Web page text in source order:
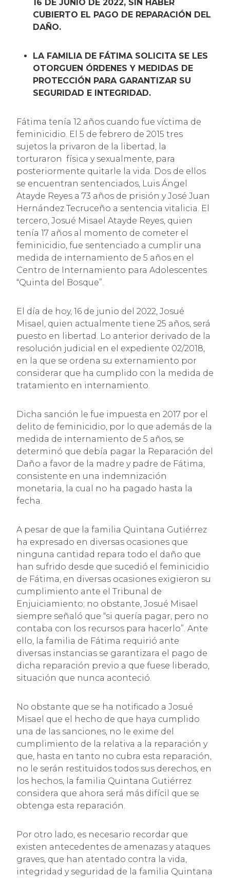
16 DE JUNIO DE 2022, SIN HABER
CUBIERTO EL PAGO DE REPARACIÓN DEL
DAÑO.
LA FAMILIA DE FÁTIMA SOLICITA SE LES
OTORGUEN ÓRDENES Y MEDIDAS DE
PROTECCIÓN PARA GARANTIZAR SU
SEGURIDAD E INTEGRIDAD.
Fátima tenía 12 años cuando fue víctima de
feminicidio. El 5 de febrero de 2015 tres
sujetos la privaron de la libertad, la
torturaron física y sexualmente, para
posteriormente quitarle la vida. Dos de ellos
se encuentran sentenciados, Luis Ángel
Atayde Reyes a 73 años de prisión y José Juan
Hernández Tecruceño a sentencia vitalicia. El
tercero, Josué Misael Atayde Reyes, quien
tenía 17 años al momento de cometer el
feminicidio, fue sentenciado a cumplir una
medida de internamiento de 5 años en el
Centro de Internamiento para Adolescentes
“Quinta del Bosque”.
El día de hoy, 16 de junio del 2022, Josué
Misael, quien actualmente tiene 25 años, será
puesto en libertad. Lo anterior derivado de la
resolución judicial en el expediente 02/2018,
en la que se ordena su externamiento por
considerar que ha cumplido con la medida de
tratamiento en internamiento.
Dicha sanción le fue impuesta en 2017 por el
delito de feminicidio, por lo que además de la
medida de internamiento de 5 años, se
determinó que debía pagar la Reparación del
Daño a favor de la madre y padre de Fátima,
consistente en una indemnización
monetaria, la cual no ha pagado hasta la
fecha.
A pesar de que la familia Quintana Gutiérrez
ha expresado en diversas ocasiones que
ninguna cantidad repara todo el daño que
han sufrido desde que sucedió el feminicidio
de Fátima, en diversas ocasiones exigieron su
cumplimiento ante el Tribunal de
Enjuiciamiento; no obstante, Josué Misael
siempre señaló que “si quería pagar, pero no
contaba con los recursos para hacerlo”. Ante
ello, la familia de Fátima requirió ante
diversas instancias se garantizara el pago de
dicha reparación previo a que fuese liberado,
situación que nunca aconteció.
No obstante que se ha notificado a Josué
Misael que el hecho de que haya cumplido
una de las sanciones, no le exime del
cumplimiento de la relativa a la reparación y
que, hasta en tanto no cubra esta reparación,
no le serán restituidos todos sus derechos, en
los hechos, la familia Quintana Gutiérrez
considera que ahora será más difícil que se
obtenga esta reparación.
Por otro lado, es necesario recordar que
existen antecedentes de amenazas y ataques
graves, que han atentado contra la vida,
integridad y seguridad de la familia Quintana